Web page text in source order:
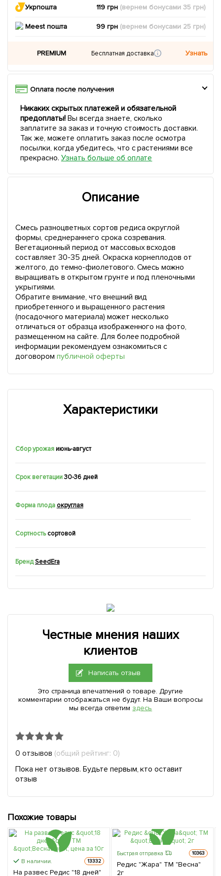
Укрпошта 119 грн (вернем бонусами35 грн)
Meest пошта 99 грн (вернем бонусами 25 грн)
PREMIUM Бесплатная доставка Узнать
Оплата после получения
Никаких скрытых платежей и обязательной
предоплаты!Вы всегда знаете, сколько
заплатите за заказ и точную стоимость доставки.
Так же, можете оплатить заказ после осмотра
посылки, когда убедитесь, что с растениями все
прекрасно. Узнать больше об оплате
Описание
Смесь разноцветных сортов редиса округлой
формы, среднераннего срока созревания.
Вегетационный период от массовых всходов
составляет 30-35 дней. Окраска корнеплодов от
желтого, до темно-фиолетового. Смесь можно
выращивать в открытом грунте и под пленочными
укрытиями.
Обратите внимание, что внешний вид
приобретенного и выращенного растения
(посадочного материала) может несколько
отличаться от образца изображенного на фото,
размещенном на сайте. Для более подробной
информации рекомендуем ознакомиться с
договором публичной оферты
Характеристики
Сбор урожаяиюнь-август
Срок вегетации 30-36 дней
Форма плода округлая
Сортность сортовой
БрендSeedEra
Честные мнения наших
клиентов
Написать отзыв
Это страница впечатлений о товаре. Другие
комментарии отображаться не будут. На Ваши вопросы
мы всегда ответим здесь
0 отзывов (общий рейтинг: 0)
Пока нет отзывов. Будьте первым, кто оставит
отзыв
Похожие товары
В наличии. 13332
На развес Редис "18 дней"
Быстрая отправка 10363
Редис "Жара" ТМ "Весна"
2г